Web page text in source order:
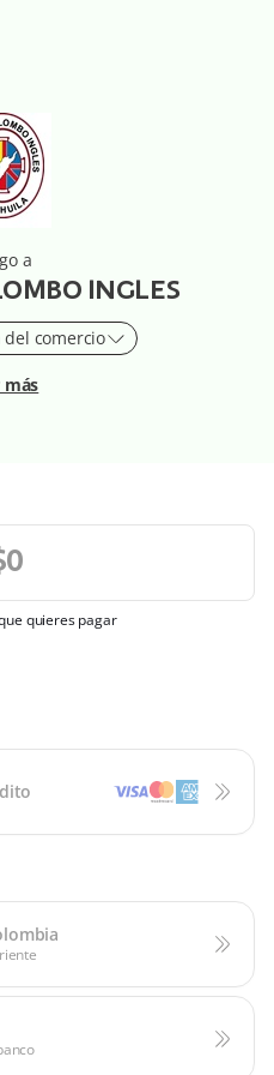
a
INGLES
comercio
más
quieres pagar